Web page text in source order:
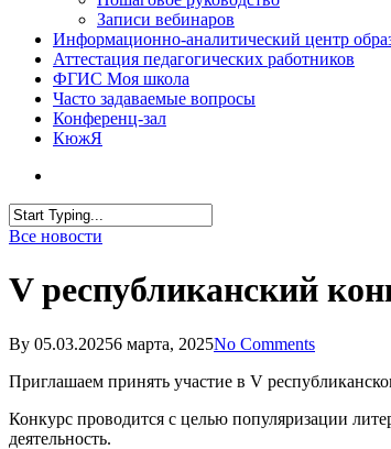
Записи вебинаров
Информационно-аналитический центр
Аттестация педагогических работников
ФГИС Моя школа
Часто задаваемые вопросы
Конференц-зал
КюжЯ
Все новости
V республиканский
By 05.03.20256 марта, 2025No Comments
Приглашаем принять участие в V
Конкурс проводится с целью популяризации
деятельность.